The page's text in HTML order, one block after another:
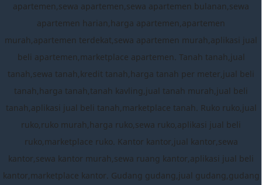
apartemen,sewa apartemen,sewa apartemen bulanan,sewa
apartemen harian,harga apartemen,apartemen
murah,apartemen terdekat,sewa apartemen murah,aplikasi jual
beli apartemen,marketplace apartemen. Tanah tanah,jual
tanah,sewa tanah,kredit tanah,harga tanah per meter,jual beli
tanah,harga tanah,tanah kavling,jual tanah murah,jual beli
tanah,aplikasi jual beli tanah,marketplace tanah. Ruko ruko,jual
ruko,ruko murah,harga ruko,sewa ruko,aplikasi jual beli
ruko,marketplace ruko. Kantor kantor,jual kantor,sewa
kantor,sewa kantor murah,sewa ruang kantor,aplikasi jual beli
kantor,marketplace kantor. Gudang gudang,jual gudang,gudang